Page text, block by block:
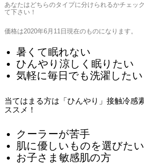
あなたはどちらのタイプに分けられるかチェッ
て下さい！
価格は2020年6月11日現在のものになります。
暑くて眠れない
ひんやり涼しく眠りたい
気軽に毎日でも洗濯したい
当てはまる方は 「ひんやり」接触冷感
ススメ！
クーラーが苦手
肌に優しいものを選びたい
お子さま敏感肌の方